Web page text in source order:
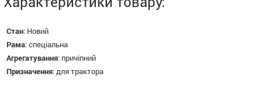
Стан: Новий
Рама:спеціальна
Агрегатування: причіпний
Призначення: для трактора